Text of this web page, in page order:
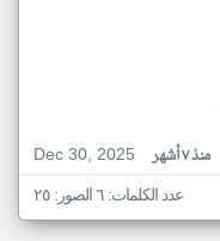
Dec 30, 2025
منذ ٧ أشهر
عدد الكلمات: ٦ الصور: ٢٥